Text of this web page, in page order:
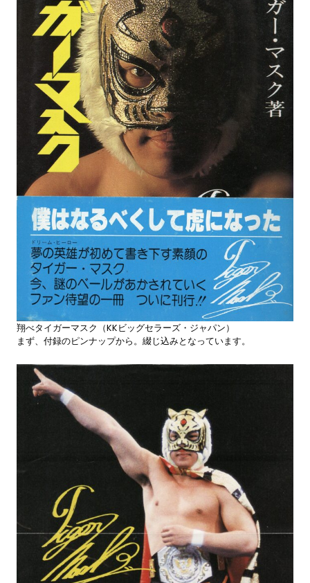
翔べタイガーマスク（KKビッグセラーズ・ジャパン）
まず、付録のピンナップから。綴じ込みとなっています。